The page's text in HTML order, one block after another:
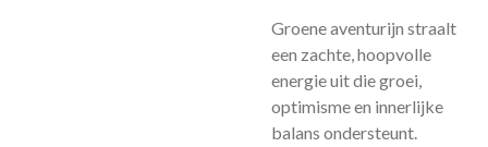
Groene aventurijn straalt
een zachte, hoopvolle
energie uit die groei,
optimisme en innerlijke
balans ondersteunt.